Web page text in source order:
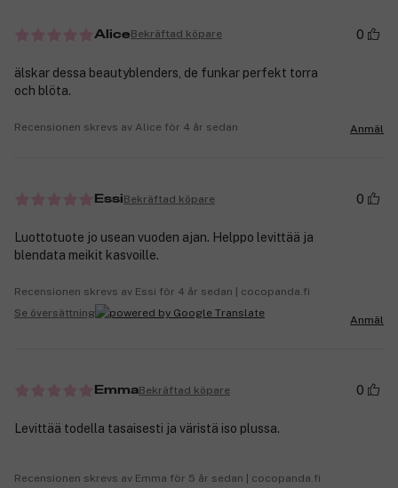
AliceBekräftad köpare 0
älskar dessa beautyblenders, de funkar perfekt torra
och blöta.
Recensionen skrevs av Alice för 4 år sedan Anmäl
EssiBekräftad köpare 0
Luottotuote jo usean vuoden ajan. Helppo levittää ja
blendata meikit kasvoille.
Recensionen skrevs av Essi för 4 år sedan | cocopanda.fi
Se översättning
Anmäl
EmmaBekräftad köpare 0
Levittää todella tasaisesti ja väristä iso plussa.
Recensionen skrevs av Emma för 5 år sedan | cocopanda.fi